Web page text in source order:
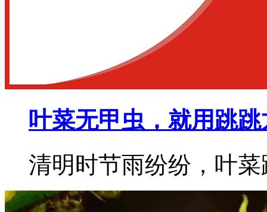
叶菜无甲虫，就用跳
清明时节雨纷纷，叶